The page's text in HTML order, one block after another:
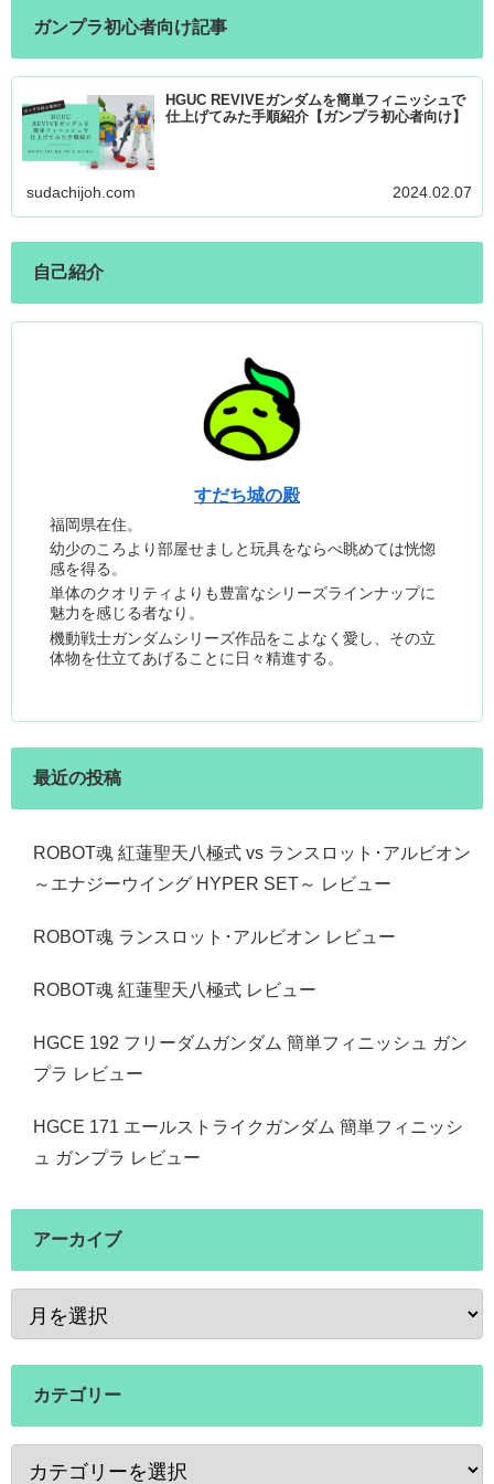
ガンプラ初心者向け記事
HGUC REVIVEガンダムを簡単フィニッシュで
仕上げてみた手順紹介【ガンプラ初心者向け】
sudachijoh.com 2024.02.07
自己紹介
すだち城の殿
福岡県在住。
幼少のころより部屋せましと玩具をならべ眺めては恍惚
感を得る。
単体のクオリティよりも豊富なシリーズラインナップに
魅力を感じる者なり。
機動戦士ガンダムシリーズ作品をこよなく愛し、その立
体物を仕立てあげることに日々精進する。
最近の投稿
ROBOT魂 紅蓮聖天八極式 vs ランスロット･アルビオン
～エナジーウイング HYPER SET～ レビュー
ROBOT魂 ランスロット･アルビオン レビュー
ROBOT魂 紅蓮聖天八極式 レビュー
HGCE 192 フリーダムガンダム 簡単フィニッシュ ガン
プラ レビュー
HGCE 171 エールストライクガンダム 簡単フィニッシ
ュ ガンプラ レビュー
アーカイブ
カテゴリー